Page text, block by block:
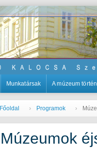
Munkatársak A múzeum
Főoldal Programok
Múzeumok